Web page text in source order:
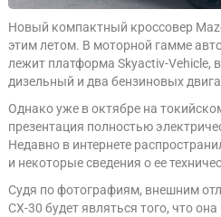
Новый компактный кроссовер
этим летом. В моторной гамме
лежит платформа Skyactiv-Vehicle,
дизельный и два бензиновых
Однако уже в октябре на
презентация полностью
Недавно в интернете
и некоторые сведения о ее
Судя по фотографиям, внешним
CX-30 будет являться того, что